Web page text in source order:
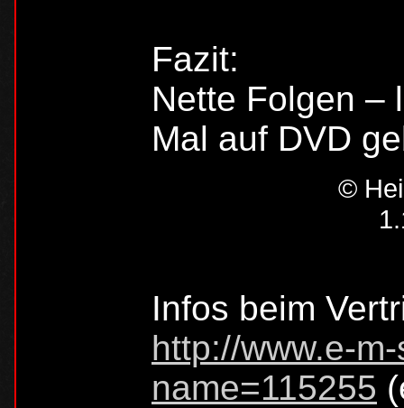
Fazit:
Nette Folgen –
Mal auf DVD
©
Infos beim
http://www.e-
name=115255